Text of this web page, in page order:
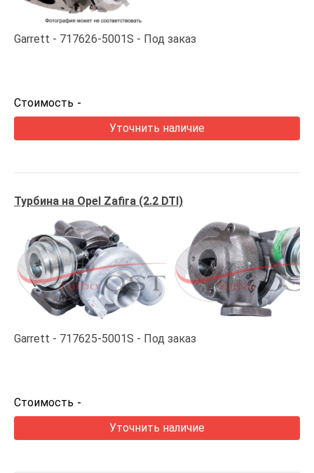
Garrett 717626-5001S Под заказ
Стоимость -
Уточнить наличие
Турбина на Opel Zafira (2.2 DTI)
Garrett 717625-5001S Под заказ
Стоимость -
Уточнить наличие